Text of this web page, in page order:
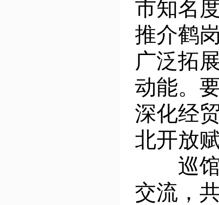
市知名
推介鹤
广泛拓
动能。
深化经
北开放
巡馆
交流，